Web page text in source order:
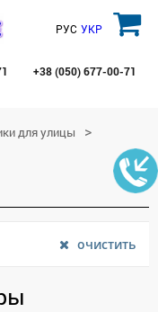
+38 (050)677-00-71
РУС УКР
для улицы
очистить